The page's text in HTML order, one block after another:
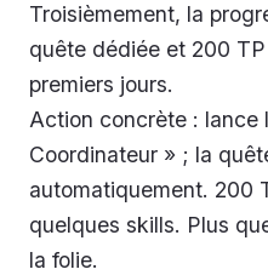
Troisièmement, la
quête dédiée et 200
premiers jours.
Action concrète : lance
Coordinateur » ; la
automatiquement. 200
quelques skills. Plus
la folie.